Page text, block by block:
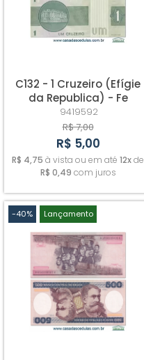
C132 - 1 Cruzeiro (Efígie
da Republica) - Fe
9419592
R$ 7,00
R$ 5,00
R$ 4,75 à vista ou em até 12xde
R$ 0,49 com juros
-40% Lançamento